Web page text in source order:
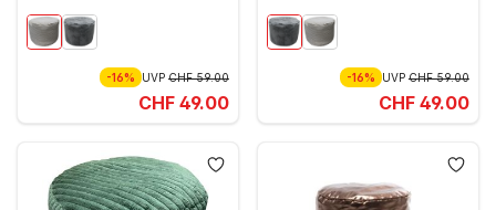
-16% UVP CHF 59.00
CHF 49.00
-16% UVPCHF 59.00
CHF 49.00